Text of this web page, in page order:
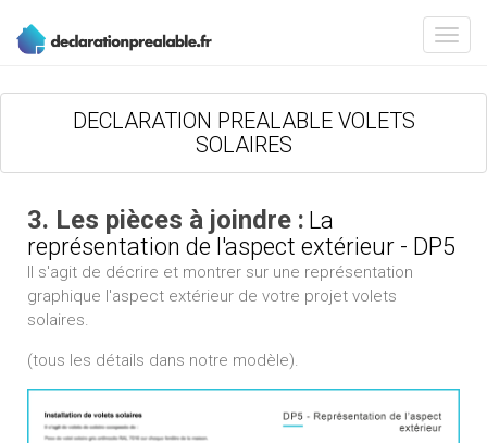
DECLARATION PREALABLE VOLETS
SOLAIRES
3. Les pièces à joindre : La
représentation de l'aspect extérieur - DP5
Il s'agit de décrire et montrer sur une représentation
graphique l'aspect extérieur de votre projet volets
solaires.
(tous les détails dans notre modèle).